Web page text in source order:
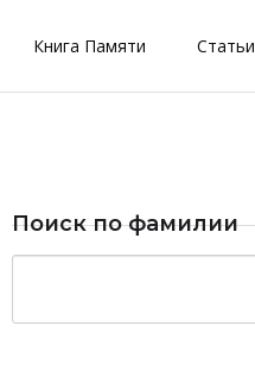
Книга Памяти Статьи
Поиск по фамилии